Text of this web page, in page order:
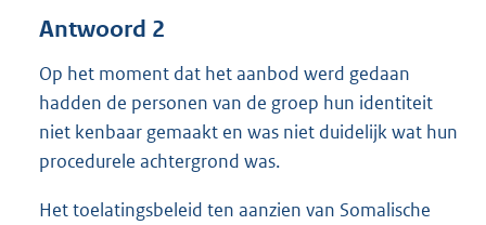
Antwoord 2
Op het moment dat het aanbod werd gedaan
hadden de personen van de groep hun identiteit
niet kenbaar gemaakt en was niet duidelijk wat hun
procedurele achtergrond was.
Het toelatingsbeleid ten aanzien van Somalische